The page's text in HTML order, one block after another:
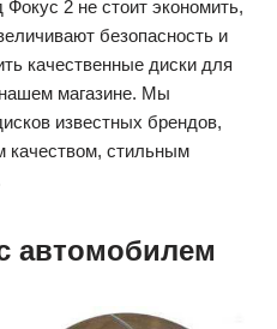
2 не стоит экономить,
безопасность и
качественные диски для
магазине. Мы
известных брендов,
качеством, стильным
автомобилем